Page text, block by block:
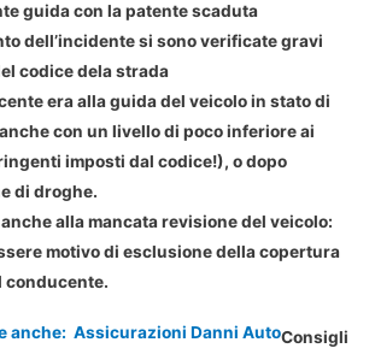
guida con la patente scaduta
dell’incidente si sono verificate gravi
codice dela strada
era alla guida del veicolo in stato di
con un livello di poco inferiore ai
imposti dal codice!), o dopo
di droghe.
alla mancata revisione del veicolo:
motivo di esclusione della copertura
conducente.
anche: Assicurazioni Danni AutoConsigli